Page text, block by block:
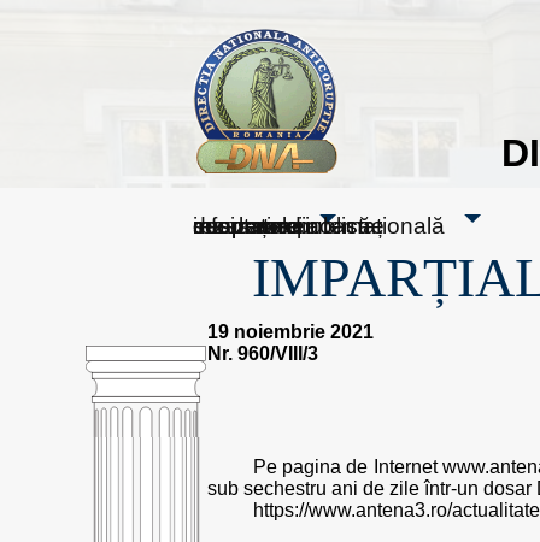
sesizați-ne
despre noi
rezultatele noastre
mass media
informare publică
cooperare internațională
19 noiembrie 2021
Nr. 960/VIII/3
Pe pagina de Internet
sub sechestru ani de zile într-un
https://www.antena3.ro/